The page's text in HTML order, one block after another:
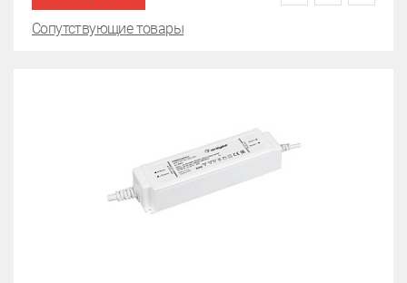
Сопутствующие товары